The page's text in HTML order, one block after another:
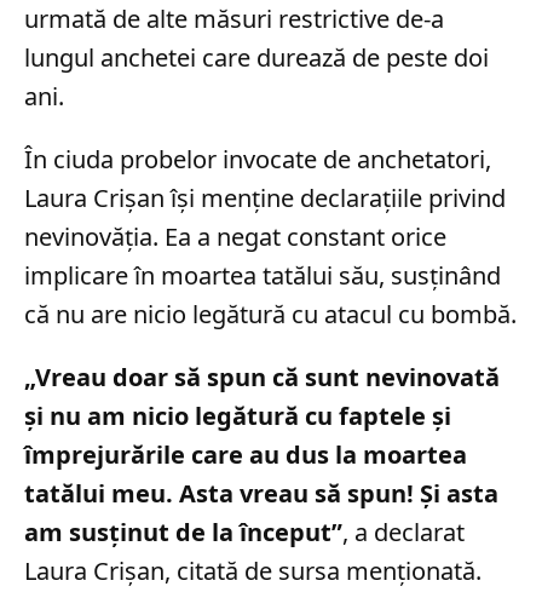
urmată de alte măsuri restrictive de-a
lungul anchetei care durează de peste doi
ani.
În ciuda probelor invocate de anchetatori,
Laura Crișan își menține declarațiile privind
nevinovăția. Ea a negat constant orice
implicare în moartea tatălui său, susținând
că nu are nicio legătură cu atacul cu bombă.
„Vreau doar să spun că sunt nevinovată
şi nu am nicio legătură cu faptele şi
împrejurările care au dus la moartea
tatălui meu. Asta vreau să spun! Şi asta
am susţinut de la început”, a declarat
Laura Crișan, citată de sursa menționată.